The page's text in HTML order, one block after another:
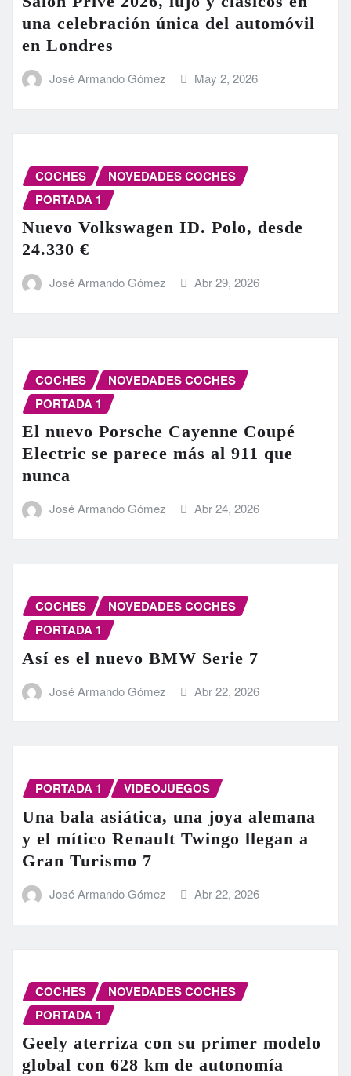
una celebración única del automóvil
en Londres
José Armando Gómez May 2, 2026
COCHES
NOVEDADES COCHES
PORTADA 1
Nuevo Volkswagen ID. Polo, desde
24.330 €
José Armando Gómez Abr 29, 2026
COCHES
NOVEDADES COCHES
PORTADA 1
El nuevo Porsche Cayenne Coupé
Electric se parece más al 911 que
nunca
José Armando Gómez Abr 24, 2026
COCHES
NOVEDADES COCHES
PORTADA 1
Así es el nuevo BMW Serie 7
José Armando Gómez Abr 22, 2026
PORTADA 1 VIDEOJUEGOS
Una bala asiática, una joya alemana
y el mítico Renault Twingo llegan a
Gran Turismo 7
José Armando Gómez Abr 22, 2026
COCHES
NOVEDADES COCHES
PORTADA 1
Geely aterriza con su primer modelo
global con 628 km de autonomía